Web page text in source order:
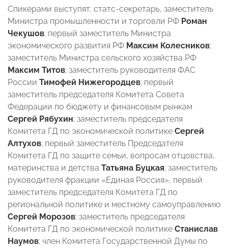
Спикерами выступят: статс-секретарь, заместитель
Министра промышленности и торговли РФ Роман
Чекушов; первый заместитель Министра
экономического развития РФ Максим Колесников;
заместитель Министра сельского хозяйства РФ
Максим Титов; заместитель руководителя ФАС
России Тимофей Нижегородцев; первый
заместитель председателя Комитета Совета
Федерации по бюджету и финансовым рынкам
Сергей Рябухин; заместитель председателя
Комитета ГД по экономической политике Сергей
Алтухов; первый заместитель Председателя
Комитета ГД по защите семьи, вопросам отцовства,
материнства и детства Татьяна Буцкая; заместитель
руководителя фракции «Единая Россия», первый
заместитель председателя Комитета ГД по
региональной политике и местному самоуправлению
Сергей Морозов; заместитель председателя
Комитета ГД по экономической политике Станислав
Наумов; член Комитета Государственной Думы по